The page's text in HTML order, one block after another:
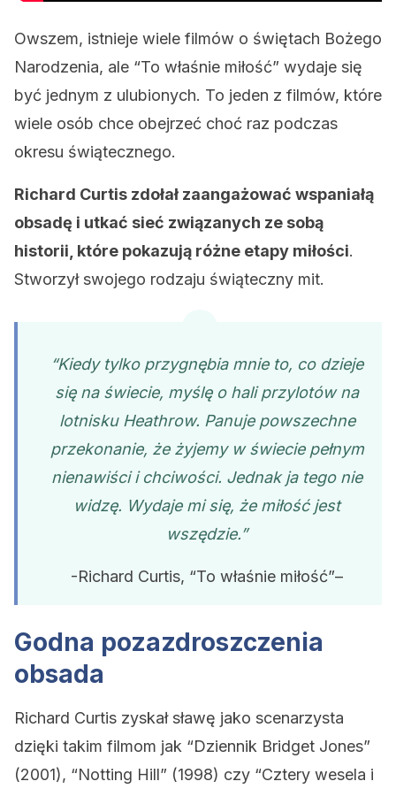
Owszem, istnieje wiele filmów o świętach Bożego
Narodzenia, ale “To właśnie miłość” wydaje się
być jednym z ulubionych. To jeden z filmów, które
wiele osób chce obejrzeć choć raz podczas
okresu świątecznego.
Richard Curtis zdołał zaangażować wspaniałą
obsadę i utkać sieć związanych ze sobą
historii, które pokazują różne etapy miłości.
Stworzył swojego rodzaju świąteczny mit.
“Kiedy tylko przygnębia mnie to, co dzieje
się na świecie, myślę o hali przylotów na
lotnisku Heathrow. Panuje powszechne
przekonanie, że żyjemy w świecie pełnym
nienawiści i chciwości. Jednak ja tego nie
widzę. Wydaje mi się, że miłość jest
wszędzie.”
-Richard Curtis, “To właśnie miłość”–
Godna pozazdroszczenia
obsada
Richard Curtis zyskał sławę jako scenarzysta
dzięki takim filmom jak “Dziennik Bridget Jones”
(2001), “Notting Hill” (1998) czy “Cztery wesela i